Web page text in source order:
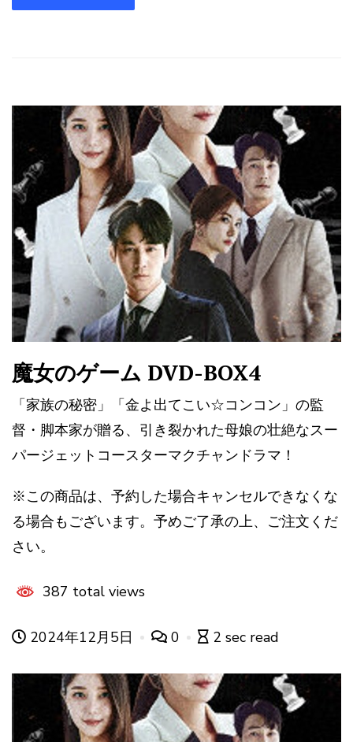
魔女のゲーム DVD-BOX4
「家族の秘密」「金よ出てこい☆コンコン」の監
督・脚本家が贈る、引き裂かれた母娘の壮絶なスー
パージェットコースターマクチャンドラマ！
※この商品は、予約した場合キャンセルできなくな
る場合もございます。予めご了承の上、ご注文くだ
さい。
387 total views
2024年12月5日 0 2 sec read